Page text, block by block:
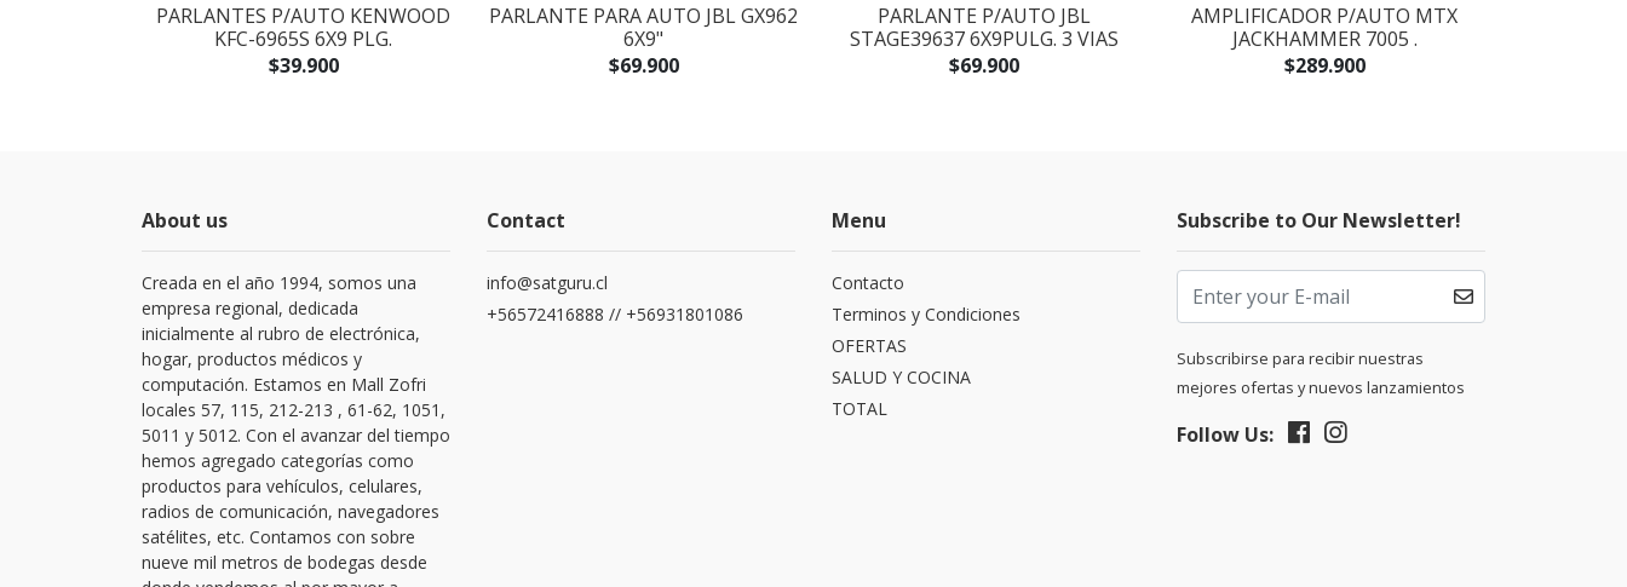
PARLANTES P/AUTO KENWOOD
KFC-6965S 6X9 PLG.
$39.900
PARLANTE PARA AUTO JBL GX962
6X9"
$69.900
PARLANTE P/AUTO JBL
STAGE39637 6X9PULG. 3 VIAS
$69.900
AMPLIFICADOR P/AUTO MTX
JACKHAMMER 7005 .
$289.900
About us
Creada en el año 1994, somos una
empresa regional, dedicada
inicialmente al rubro de electrónica,
hogar, productos médicos y
computación. Estamos en Mall Zofri
locales 57, 115, 212-213 , 61-62, 1051,
5011 y 5012. Con el avanzar del tiempo
hemos agregado categorías como
productos para vehículos, celulares,
radios de comunicación, navegadores
satélites, etc. Contamos con sobre
nueve mil metros de bodegas desde
Contact
info@satguru.cl
+56572416888 // +56931801086
Menu
Contacto
Terminos y Condiciones
OFERTAS
SALUD Y COCINA
TOTAL
Subscribe to Our Newsletter!
Subscribirse para recibir nuestras
mejores ofertas y nuevos lanzamientos
Follow Us: